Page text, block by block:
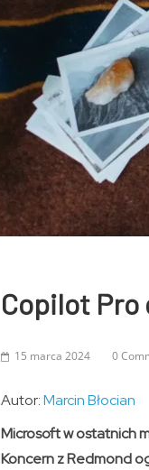
Copilot
15 marca 2024 0
Autor:Marcin Błocian
Microsoft w ostatnich
Koncern z Redmond